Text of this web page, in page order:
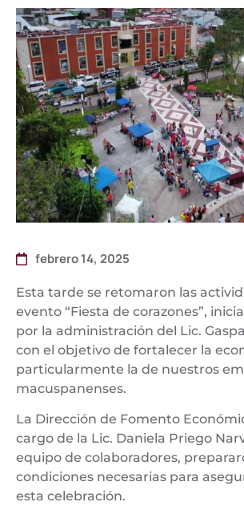
febrero 14, 2025
Esta tarde se retomaron las
evento “Fiesta de corazones”,
por la administración del Lic.
con el objetivo de fortalecer la
particularmente la de nuestros
macuspanenses.
La Dirección de Fomento
cargo de la Lic. Daniela Priego
equipo de colaboradores,
condiciones necesarias para
esta celebración.